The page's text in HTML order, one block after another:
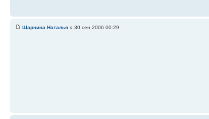
Шарнина Наталья » 30 сен 2006 00:29